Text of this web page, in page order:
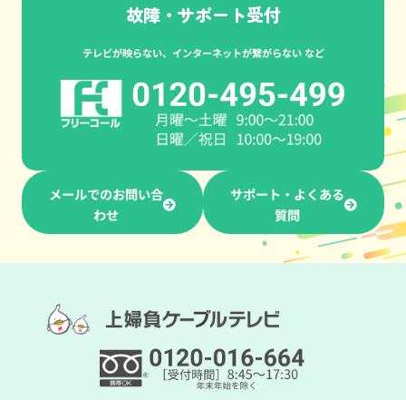
故障・サポート受付
テレビが映らない、インターネットが繋がらない など
メールでのお問い合
わせ
サポート・よくある
質問